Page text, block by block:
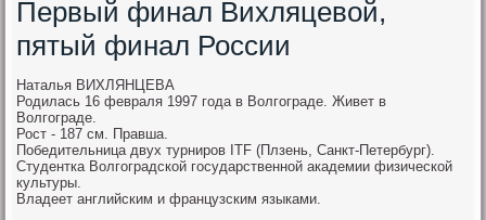
Первый финал Вихляцевой,
пятый финал России
Наталья ВИХЛЯНЦЕВА
Родилась 16 февраля 1997 года в Волгограде. Живет в
Волгограде.
Рост - 187 см. Правша.
Победительница двух турниров ITF (Плзень, Санкт-Петербург).
Студентка Волгоградской государственной академии физической
культуры.
Владеет английским и французским языками.